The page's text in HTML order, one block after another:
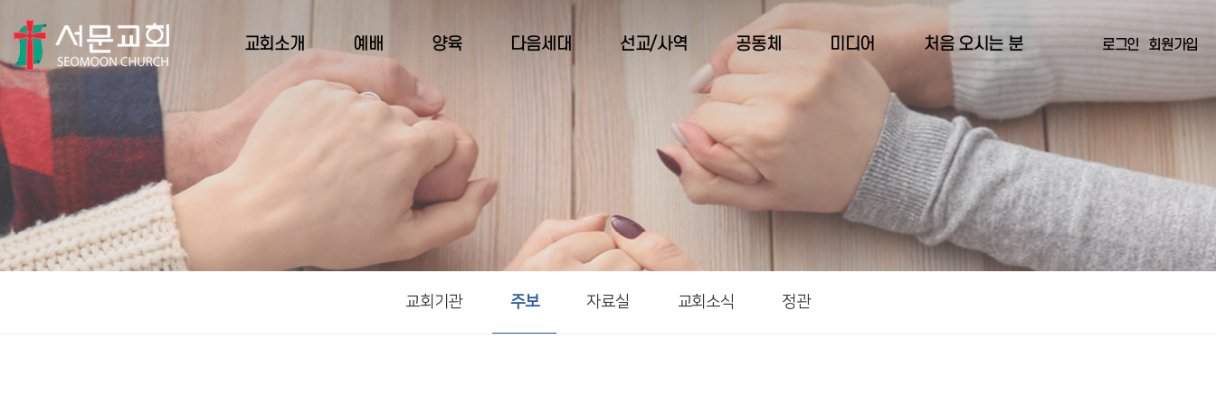
교회소개 예배 양육 다음세대 선교/사역 공동체 미디어 처음 오시는 분 로그인 회원가입
교회기관 주보 자료실 교회소식 정관